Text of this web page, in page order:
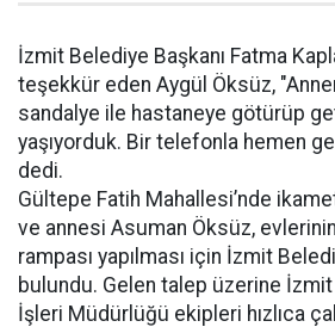
İzmit Belediye Başkanı Fatma
teşekkür eden Aygül Öksüz,
sandalye ile hastaneye götürüp
yaşıyorduk. Bir telefonla hemen
dedi.
Gültepe Fatih Mahallesi’nde
ve annesi Asuman Öksüz,
rampası yapılması için İzmit
bulundu. Gelen talep üzerine
İşleri Müdürlüğü ekipleri hızlıca